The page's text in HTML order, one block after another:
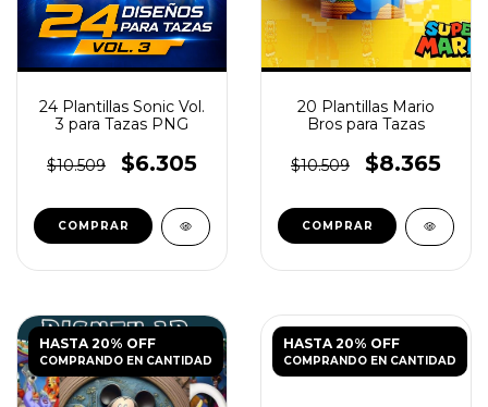
24 Plantillas Sonic Vol.
3 para Tazas PNG
$10.509 $6.305
20 Plantillas Mario
Bros para Tazas
$10.509 $8.365
HASTA 20% OFF
COMPRANDO EN CANTIDAD
HASTA 20% OFF
COMPRANDO EN CANTIDAD